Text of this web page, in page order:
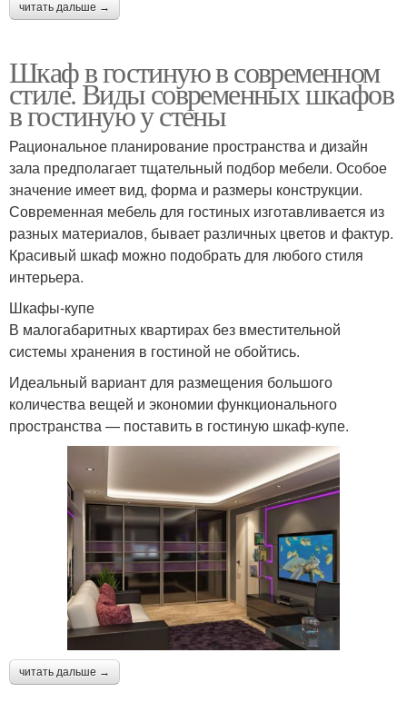
читать дальше →
Шкаф в гостиную в современном
стиле. Виды современных шкафов
в гостиную у стены
Рациональное планирование пространства и дизайн
зала предполагает тщательный подбор мебели. Особое
значение имеет вид, форма и размеры конструкции.
Современная мебель для гостиных изготавливается из
разных материалов, бывает различных цветов и фактур.
Красивый шкаф можно подобрать для любого стиля
интерьера.
Шкафы-купе
В малогабаритных квартирах без вместительной
системы хранения в гостиной не обойтись.
Идеальный вариант для размещения большого
количества вещей и экономии функционального
пространства — поставить в гостиную шкаф-купе.
читать дальше →